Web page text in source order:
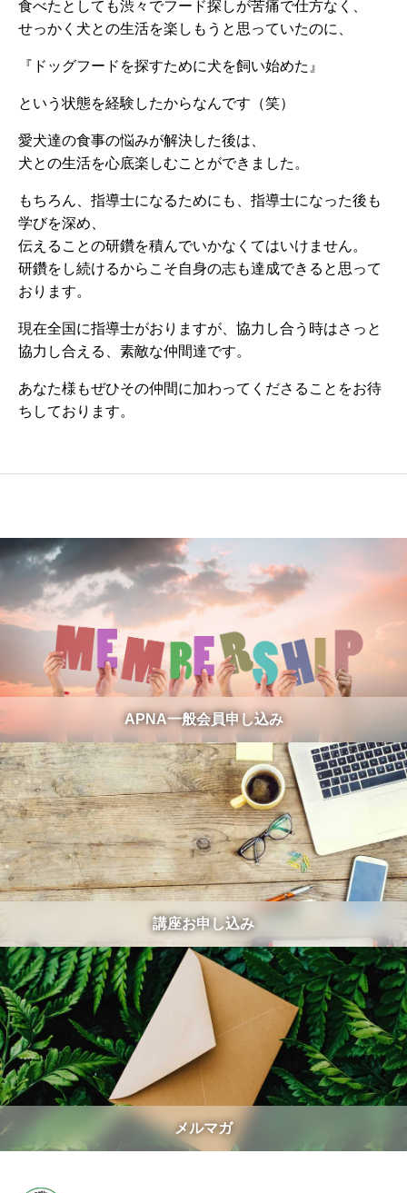
食べたとしても渋々でフード探しが苦痛で仕方なく、
せっかく犬との生活を楽しもうと思っていたのに、
『ドッグフードを探すために犬を飼い始めた』
という状態を経験したからなんです（笑）
愛犬達の食事の悩みが解決した後は、
犬との生活を心底楽しむことができました。
もちろん、指導士になるためにも、指導士になった後も
学びを深め、
伝えることの研鑽を積んでいかなくてはいけません。
研鑽をし続けるからこそ自身の志も達成できると思って
おります。
現在全国に指導士がおりますが、協力し合う時はさっと
協力し合える、素敵な仲間達です。
あなた様もぜひその仲間に加わってくださることをお待
ちしております。
APNA一般会員申し込み
講座お申し込み
メルマガ